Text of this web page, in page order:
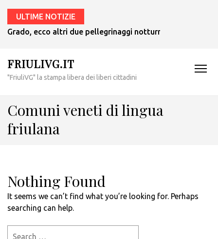
ULTIME NOTIZIE
Grado, ecco altri due pellegrinaggi notturni in barca nei
FRIULIVG.IT
"FriuliVG" la stampa libera dei liberi cittadini
Comuni veneti di lingua
friulana
Nothing Found
It seems we can’t find what you’re looking for. Perhaps
searching can help.